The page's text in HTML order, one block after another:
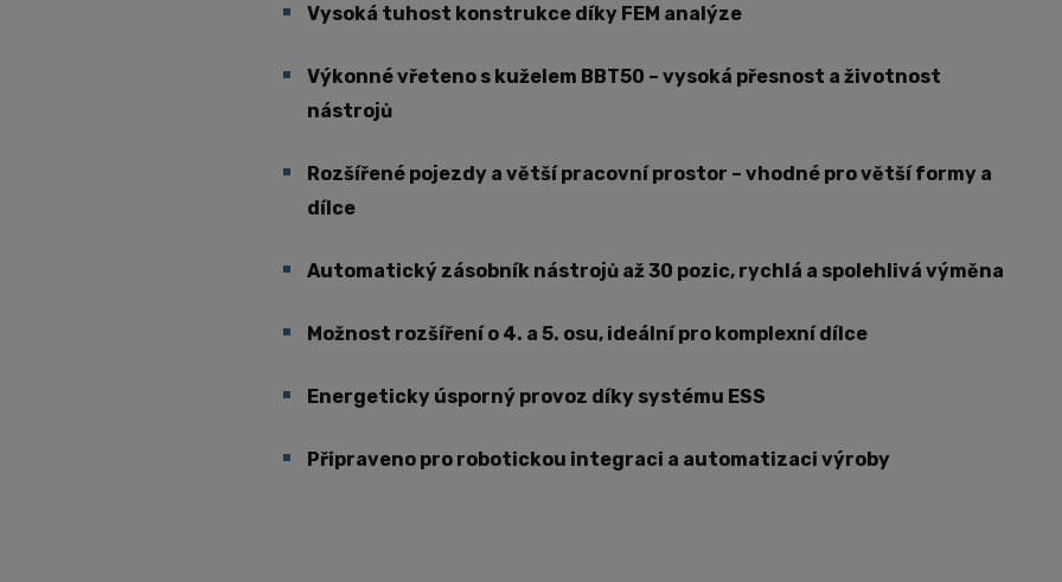
Vysoká tuhost konstrukce díky FEM analýze
Výkonné vřeteno s kuželem BBT50 – vysoká přesnost a životnost
nástrojů
Rozšířené pojezdy a větší pracovní prostor – vhodné pro větší formy a
dílce
Automatický zásobník nástrojů až 30 pozic, rychlá a spolehlivá výměna
Možnost rozšíření o 4. a 5. osu, ideální pro komplexní dílce
Energeticky úsporný provoz díky systému ESS
Připraveno pro robotickou integraci a automatizaci výroby